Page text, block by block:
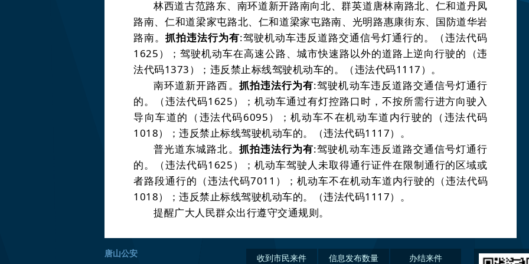
林西道古范路东、南环道新开路南向北、群英道唐林南路北、仁和道丹凤
路南、仁和道梁家屯路北、仁和道梁家屯路南、光明路惠康街东、国防道华岩
路南。抓拍违法行为有:驾驶机动车违反道路交通信号灯通行的。
（违法代码
1625） ；驾驶机动车在高速公路、城市快速路以外的道路上逆向行驶的
（违
法代码1373） ；违反禁止标线驾驶机动车的。 （违法代码1117）。
南环道新开路西。 抓拍违法行为有:驾驶机动车违反道路交通信号灯通行
的。
（违法代码1625）
；机动车通过有灯控路口时，不按所需行进方向驶入
导向车道的
（违法代码6095） ；机动车不在机动车道内行驶的
（违法代码
1018） ；违反禁止标线驾驶机动车的。 （违法代码1117）。
普光道东城路北。 抓拍违法行为有:驾驶机动车违反道路交通信号灯通行
的。
（违法代码1625）
；机动车驾驶人未取得通行证件在限制通行的区域或
者路段通行的 （违法代码7011 ） ；机动车不在机动车道内行驶的 （违法代码
1018） ；违反禁止标线驾驶机动车的。 （违法代码1117）。
提醒广大人民群众出行遵守交通规则。
唐山公安
收到市民来件 信息发布数量 办结来件